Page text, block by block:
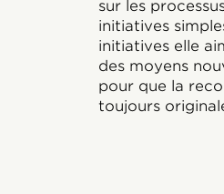
sur les
initiatives
initiatives elle
des moyens
pour que la
toujours